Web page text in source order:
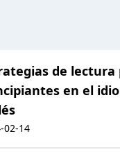
de lectura
en el
02-14